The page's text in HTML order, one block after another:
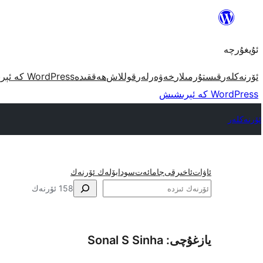
مەزمۇنغا
ئۇيغۇرچە
ئۆرنەكلەر قىستۇرمىلار خەۋەرلەر قوللاشھەققىدەWordPress كە ئېرىشىش
WordPress كە ئېرىشىش
ئۆرنەكلەر
ئاۋاتئاخىرقىجامائەتسودابۆلەك ئۆرنەك
ئىزدە 158 ئۆرنەك
يازغۇچى: Sonal S Sinha